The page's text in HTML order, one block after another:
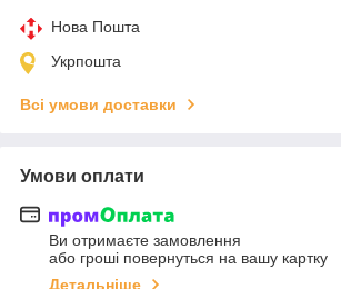
Нова Пошта
Укрпошта
Всі умови доставки
Умови оплати
Ви отримаєте замовлення
або гроші повернуться на вашу картку
Детальніше